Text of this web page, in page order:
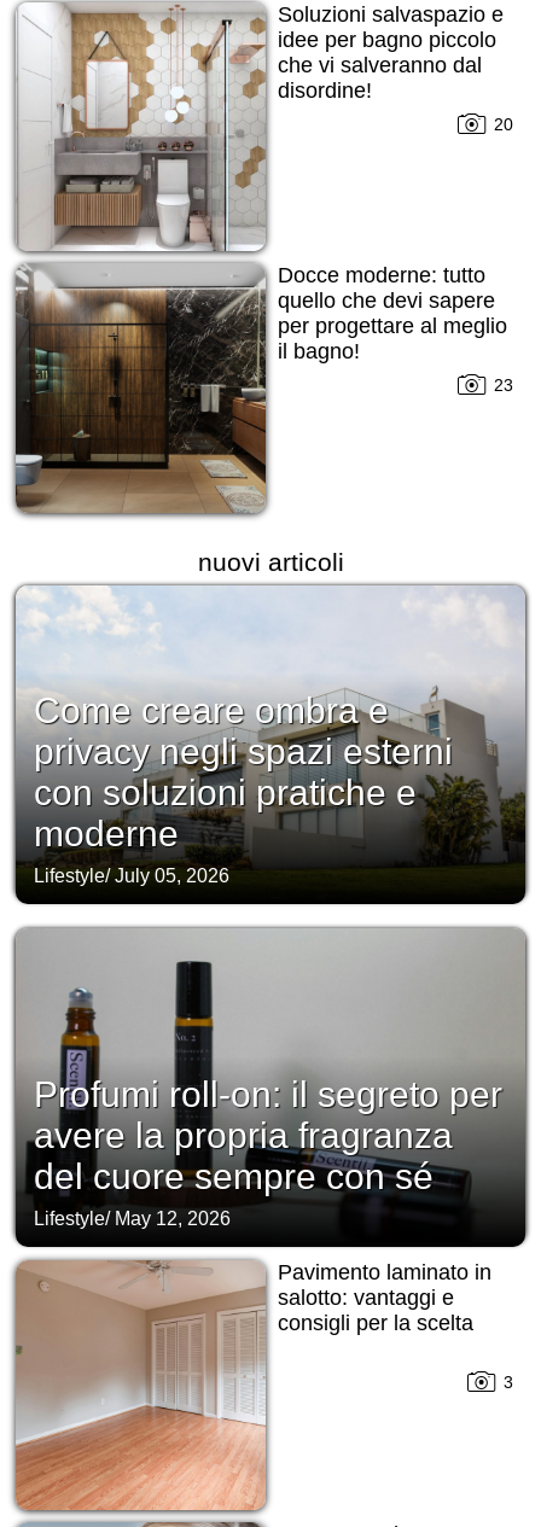
Soluzioni salvaspazio e
idee per bagno piccolo
che vi salveranno dal
disordine!
20
Docce moderne: tutto
quello che devi sapere
per progettare al meglio
il bagno!
23
nuovi articoli
Come creare ombra e
privacy negli spazi esterni
con soluzioni pratiche e
moderne
Lifestyle/July 05, 2026
Profumi roll-on: il segreto per
avere la propria fragranza
del cuore sempre con sé
Lifestyle/ May 12, 2026
Pavimento laminato in
salotto: vantaggi e
consigli per la scelta
3